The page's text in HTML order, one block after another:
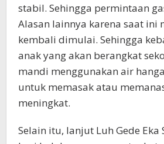
stabil. Sehingga permintaan
Alasan lainnya karena saat ini
kembali dimulai. Sehingga
anak yang akan berangkat
mandi menggunakan air
untuk memasak atau
meningkat.
Selain itu, lanjut Luh Gede Eka